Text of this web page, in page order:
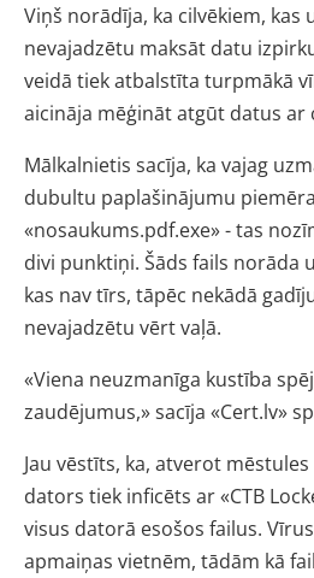
Viņš norādīja, ka cilvēkiem, kas
nevajadzētu maksāt datu
veidā tiek atbalstīta turpmākā
aicināja mēģināt atgūt datus ar
Mālkalnietis sacīja, ka vajag
dubultu paplašinājumu
«nosaukums.pdf.exe» - tas
divi punktiņi. Šāds fails norāda
kas nav tīrs, tāpēc nekādā
nevajadzētu vērt vaļā.
«Viena neuzmanīga kustība
zaudējumus,» sacīja «Cert.lv»
Jau vēstīts, ka, atverot
dators tiek inficēts ar «CTB
visus datorā esošos failus.
apmaiņas vietnēm, tādām kā